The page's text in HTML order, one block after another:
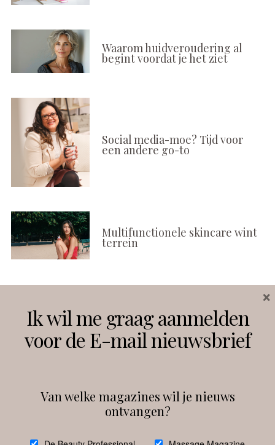
Waarom huidveroudering al
begint voordat je het ziet
Social media-moe? Tijd voor
een andere go-to
Multifunctionele skincare wint
terrein
Instagram Facebook
debeautyprofessional
Ik wil me graag aanmelden
voor de E-mail nieuwsbrief
Van welke magazines wil je nieuws
ontvangen?
×